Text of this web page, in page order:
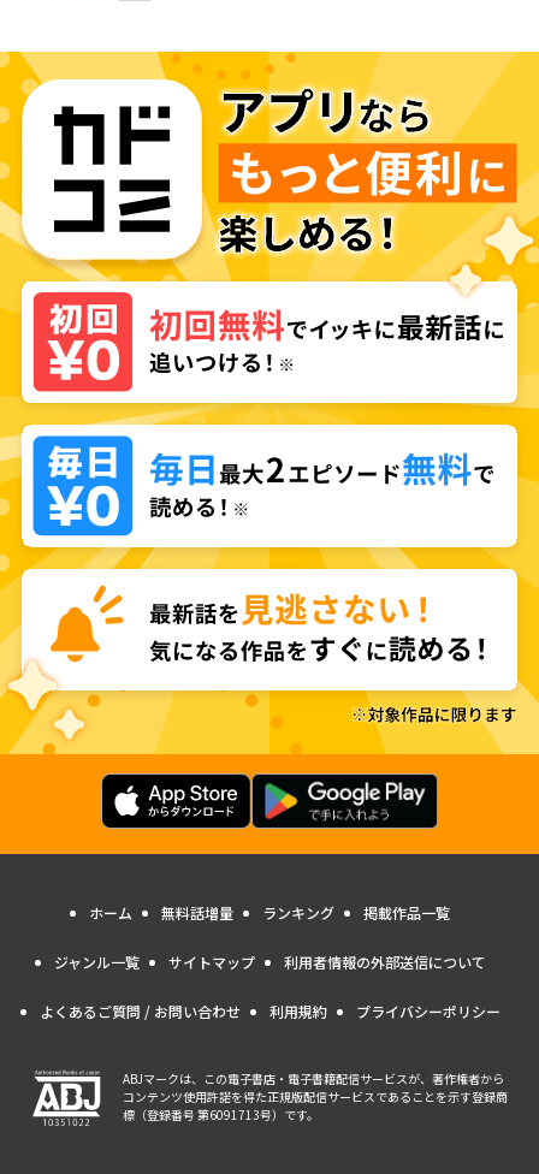
ホーム 無料話増量 ランキング 掲載作品一覧
ジャンル一覧 サイトマップ 利用者情報の外部送信について
よくあるご質問 / お問い合わせ 利用規約 プライバシーポリシー
ABJマークは、この電子書店・電子書籍配信サービスが、著作権者から
コンテンツ使用許諾を得た正規版配信サービスであることを示す登録商
標（登録番号 第6091713号）です。